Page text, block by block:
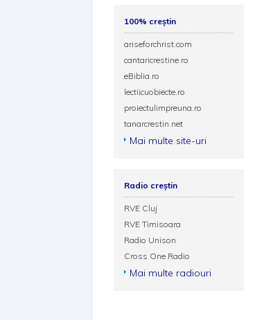
100% creștin
ariseforchrist.com
cantaricrestine.ro
eBiblia.ro
lectiicuobiecte.ro
proiectulimpreuna.ro
tanarcrestin.net
Mai multe site-uri
Radio creștin
RVE Cluj
RVE Timisoara
Radio Unison
Cross One Radio
Mai multe radiouri